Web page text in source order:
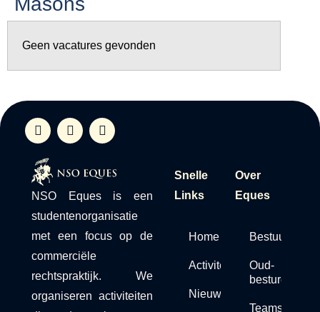
Geen vacatures gevonden
NSO Eques is een
studentenorganisatie
met een focus op de
commerciële
rechtspraktijk. We
organiseren activiteiten
Snelle
Links
Home
Activiteiten
Nieuws
Over
Eques
Bestuur
Oud-
besturen
Teams